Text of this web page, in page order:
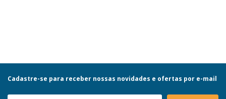
Cadastre-se para receber nossas novidades e ofertas por e-mail